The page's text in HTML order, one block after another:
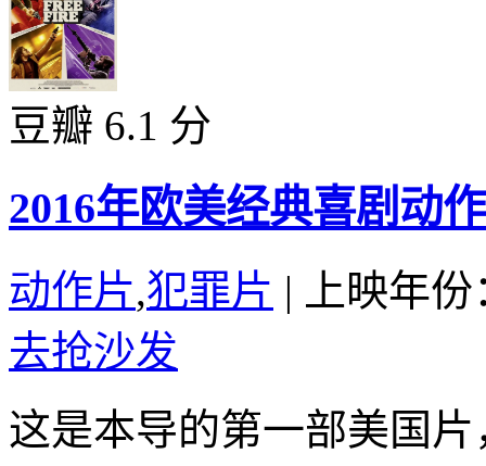
豆瓣 6.1 分
2016年欧美经典喜剧动
动作片,犯罪片 |
上映年
去抢沙发
这是本导的第一部美国